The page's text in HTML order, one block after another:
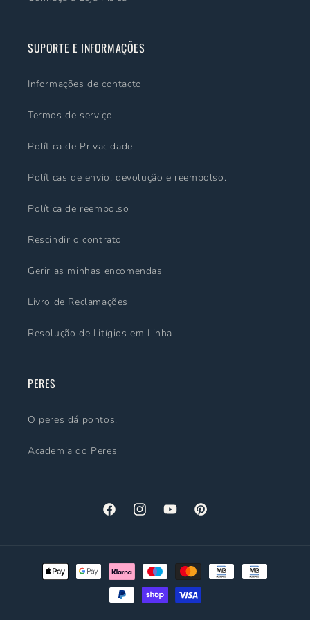
SUPORTE E INFORMAÇÕES
Informações de contacto
Termos de serviço
Política de Privacidade
Políticas de envio, devolução e reembolso.
Política de reembolso
Rescindir o contrato
Gerir as minhas encomendas
Livro de Reclamações
Resolução de Litígios em Linha
PERES
O peres dá pontos!
Academia do Peres
FacebookInstagramYouTubePinterest
Métodos